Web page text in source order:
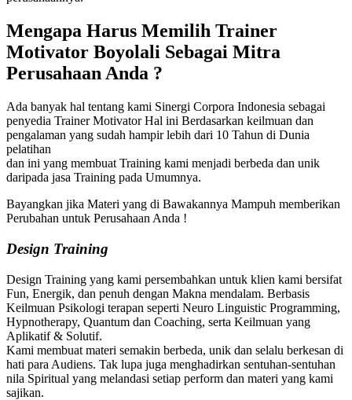
Mengapa Harus Memilih Trainer
Motivator Boyolali Sebagai Mitra
Perusahaan Anda ?
Ada banyak hal tentang kami Sinergi Corpora Indonesia sebagai
penyedia Trainer Motivator Hal ini Berdasarkan keilmuan dan
pengalaman yang sudah hampir lebih dari 10 Tahun di Dunia
pelatihan
dan ini yang membuat Training kami menjadi berbeda dan unik
daripada jasa Training pada Umumnya.
Bayangkan jika Materi yang di Bawakannya Mampuh memberikan
Perubahan untuk Perusahaan Anda !
Design Training
Design Training yang kami persembahkan untuk klien kami bersifat
Fun, Energik, dan penuh dengan Makna mendalam. Berbasis
Keilmuan Psikologi terapan seperti Neuro Linguistic Programming,
Hypnotherapy, Quantum dan Coaching, serta Keilmuan yang
Aplikatif & Solutif.
Kami membuat materi semakin berbeda, unik dan selalu berkesan di
hati para Audiens. Tak lupa juga menghadirkan sentuhan-sentuhan
nila Spiritual yang melandasi setiap perform dan materi yang kami
sajikan.